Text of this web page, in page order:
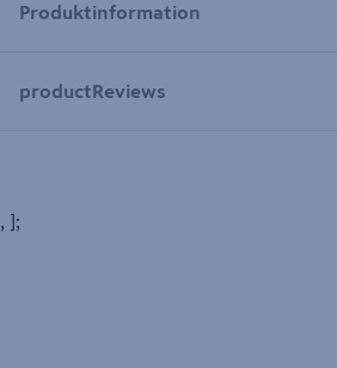
Produktinformation
productReviews
, ];